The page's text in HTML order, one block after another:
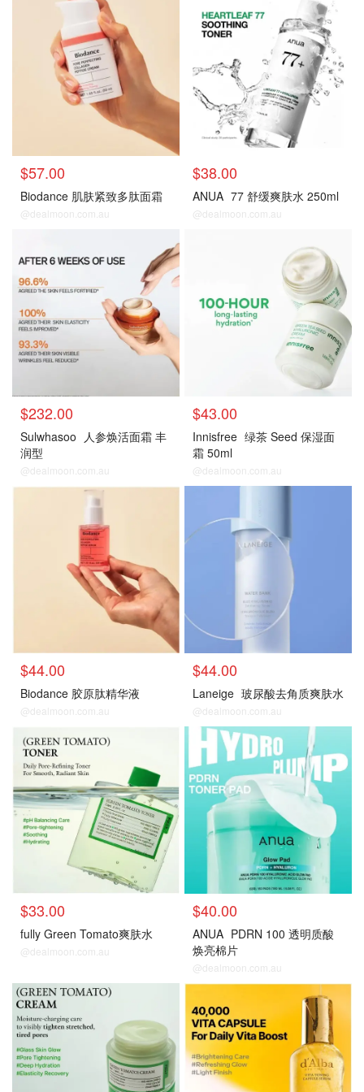
$57.00
Biodance 肌肤紧致多肽面霜
@dealmoon.com.au
$38.00
ANUA 77 舒缓爽肤水 250ml
@dealmoon.com.au
$232.00
Sulwhasoo 人参焕活面霜 丰
润型
@dealmoon.com.au
$43.00
Innisfree 绿茶 Seed 保湿面
霜 50ml
@dealmoon.com.au
$44.00
Biodance 胶原肽精华液
@dealmoon.com.au
$44.00
Laneige 玻尿酸去角质爽肤水
@dealmoon.com.au
$33.00
fully Green Tomato爽肤水
@dealmoon.com.au
$40.00
ANUA PDRN 100 透明质酸
焕亮棉片
@dealmoon.com.au